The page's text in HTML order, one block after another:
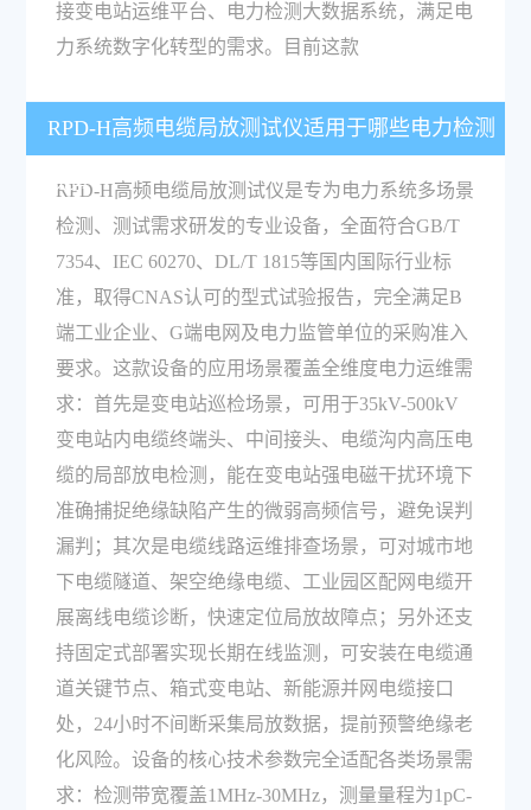
接变电站运维平台、电力检测大数据系统，满足电
力系统数字化转型的需求。目前这款
RPD-H高频电缆局放测试仪适用于哪些电力检测
场景？
RPD-H高频电缆局放测试仪是专为电力系统多场景
检测、测试需求研发的专业设备，全面符合GB/T
7354、IEC 60270、DL/T 1815等国内国际行业标
准，取得CNAS认可的型式试验报告，完全满足B
端工业企业、G端电网及电力监管单位的采购准入
要求。这款设备的应用场景覆盖全维度电力运维需
求：首先是变电站巡检场景，可用于35kV-500kV
变电站内电缆终端头、中间接头、电缆沟内高压电
缆的局部放电检测，能在变电站强电磁干扰环境下
准确捕捉绝缘缺陷产生的微弱高频信号，避免误判
漏判；其次是电缆线路运维排查场景，可对城市地
下电缆隧道、架空绝缘电缆、工业园区配网电缆开
展离线电缆诊断，快速定位局放故障点；另外还支
持固定式部署实现长期在线监测，可安装在电缆通
道关键节点、箱式变电站、新能源并网电缆接口
处，24小时不间断采集局放数据，提前预警绝缘老
化风险。设备的核心技术参数完全适配各类场景需
求：检测带宽覆盖1MHz-30MHz，测量量程为1pC-